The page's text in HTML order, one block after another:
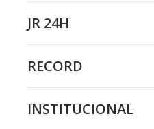
JR 24H
RECORD
INSTITUCIONAL